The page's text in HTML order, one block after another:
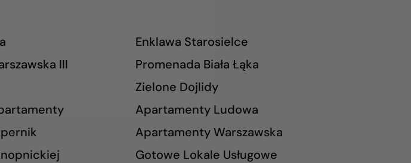
III
Enklawa Starosielce
Promenada Biała Łąka
Zielone Dojlidy
Apartamenty Ludowa
Apartamenty Warszawska
Gotowe Lokale Usługowe